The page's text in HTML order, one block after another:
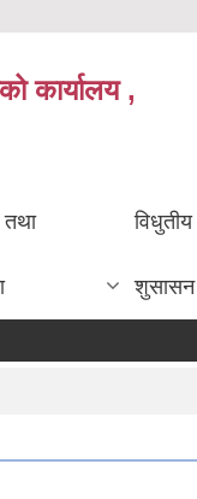
कार्यालय ,
तथा विधुतीय
शुसासन